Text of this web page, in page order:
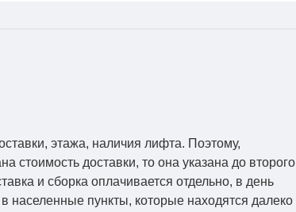
этажа, наличия лифта. Поэтому,
стоимость доставки, то она указана до второго
и сборка оплачивается отдельно, в день
населенные пункты, которые находятся далеко